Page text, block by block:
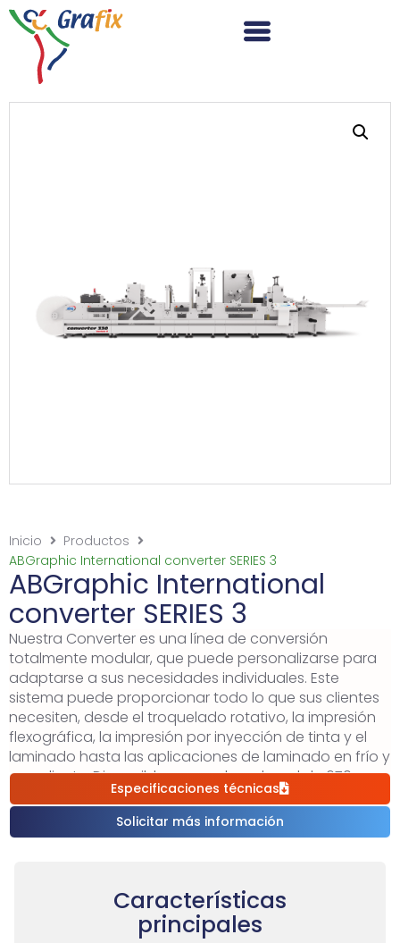
Inicio
Productos
ABGraphic International converter SERIES 3
ABGraphic International
converter SERIES 3
Nuestra Converter es una línea de conversión
totalmente modular, que puede personalizarse para
adaptarse a sus necesidades individuales. Este
sistema puede proporcionar todo lo que sus clientes
necesiten, desde el troquelado rotativo, la impresión
flexográfica, la impresión por inyección de tinta y el
laminado hasta las aplicaciones de laminado en frío y
en caliente. Disponibles en anchos de red de 670 mm
Especificaciones técnicas
Solicitar más información
Características
principales